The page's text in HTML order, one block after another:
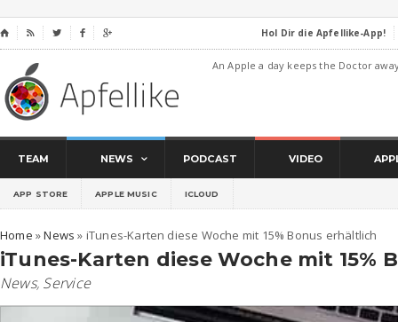
⌂     Hol Dir die Apfellike-App!
An Apple a day keeps the Doctor
TEAM NEWS PODCAST VIDEO
APP STORE APPLE MUSIC ICLOUD
Home »News » iTunes-Karten diese Woche mit 15% Bonus erhältlich
iTunes-Karten diese Woche mit 15%
News, Service